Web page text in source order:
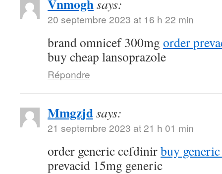
Vnmoghsays:
20 septembre 2023 at 16 h 22 min
brand omnicef 300mg order
buy cheap lansoprazole
Répondre
Mmgzjdsays:
21 septembre 2023 at 21 h 01 min
order generic cefdinirbuy
prevacid 15mg generic